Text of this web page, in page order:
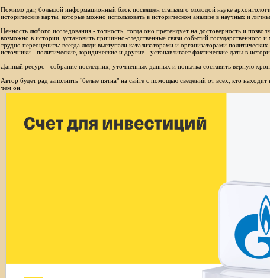
Помимо дат, большой информационный блок посвящен статьям о молодой науке
исторические карты, которые можно использовать в историческом анализе в научных и
Ценность любого исследования - точность, тогда оно претендует на достоверность и
возможно в истории, установить причинно-следственные связи событий государственного
трудно переоценить: всегда люди выступали катализаторами и организаторами
источники - политические, юридические и другие - устанавливает фактические даты в
Данный ресурс - собрание последних, уточненных данных и попытка составить верную
Автор будет рад заполнить "белые пятна" на сайте с помощью сведений от всех, кто
чем он.